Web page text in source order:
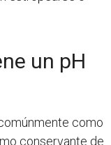
un pH
como
conservante de